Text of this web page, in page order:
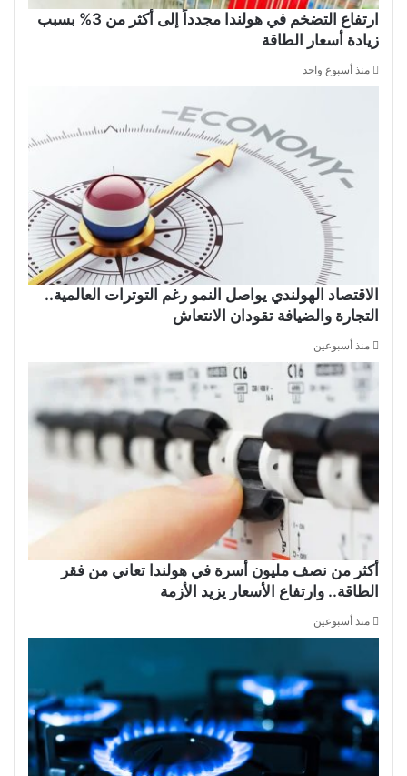
ارتفاع التضخم في هولندا مجدداً إلى أكثر من 3% بسبب
زيادة أسعار الطاقة
منذ أسبوع واحد
الاقتصاد الهولندي يواصل النمو رغم التوترات العالمية..
التجارة والضيافة تقودان الانتعاش
منذ أسبوعين
أكثر من نصف مليون أسرة في هولندا تعاني من فقر
الطاقة.. وارتفاع الأسعار يزيد الأزمة
منذ أسبوعين